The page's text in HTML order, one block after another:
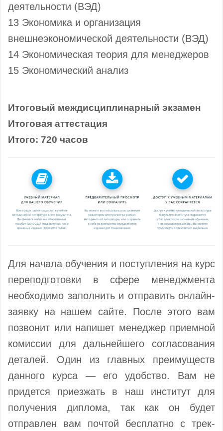
деятельности (ВЭД)
13 Экономика и организация
внешнеэкономической деятельности (ВЭД)
14 Экономическая теория для менеджеров
15 Экономический анализ
Итоговый междисциплинарный экзамен
Итоговая аттестация
Итого: 720 часов
Для начала обучения и поступления на курс
переподготовки в сфере менеджмента
необходимо заполнить и отправить онлайн-
заявку на нашем сайте. После этого вам
позвонит или напишет менеджер приемной
комиссии для дальнейшего согласования
деталей. Один из главных преимуществ
данного курса — его удобство. Вам не
придется приезжать в наш институт для
получения диплома, так как он будет
отправлен вам почтой бесплатно с трек-